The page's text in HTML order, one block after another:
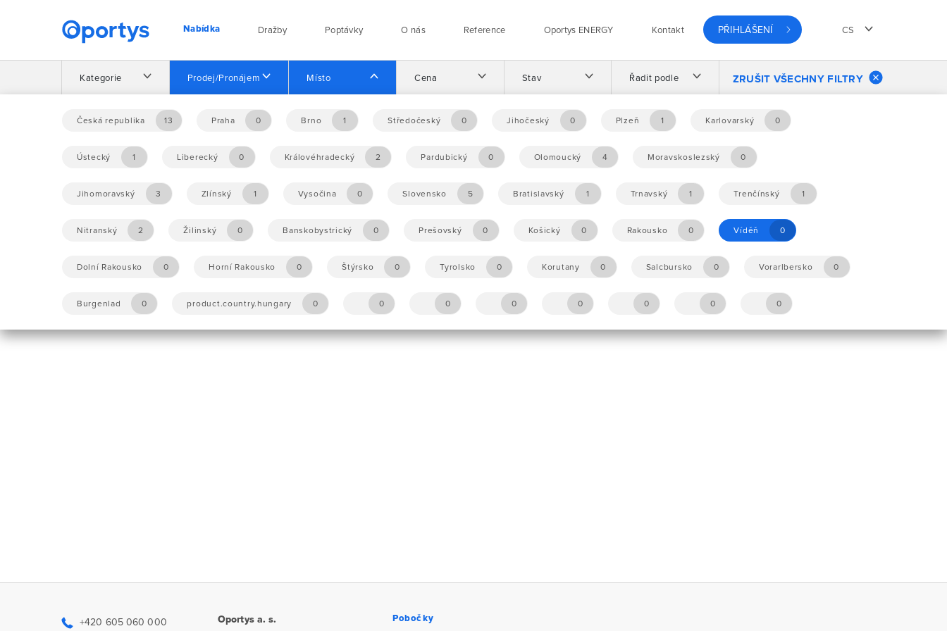
Nabídka Dražby Poptávky O nás Reference Oportys ENERGY Kontakt PŘIHLÁŠENÍ CS
Kategorie Prodej/Pronájem Místo
Česká republika 13 Praha 0 Brno 1 Středočeský 0 Jihočeský 0 Plzeň 1 Karlovarský 0
Ústecký 1 Liberecký 0 Královéhradecký 2 Pardubický 0 Olomoucký 4 Moravskoslezský 0
Jihomoravský 3 Zlínský 1 Vysočina 0 Slovensko 5 Bratislavský 1 Trnavský 1 Trenčínský 1
Nitranský 2 Žilinský 0 Banskobystrický 0 Prešovský 0 Košický 0 Rakousko 0 Víděň 0
Dolní Rakousko 0 Horní Rakousko 0 Štýrsko 0 Tyrolsko 0 Korutany 0 Salcbursko 0 Vorarlbersko 0
Burgenlad 0 product.country.hungary 0 0 0 0 0 0 0 0
Cena Stav Řadit podle ZRUŠIT VŠECHNY FILTRY
Domů Nabídka
Nebyly nalezeny žádné příležitosti.
+420 605 060 000
Oportys a. s.
Pobočky